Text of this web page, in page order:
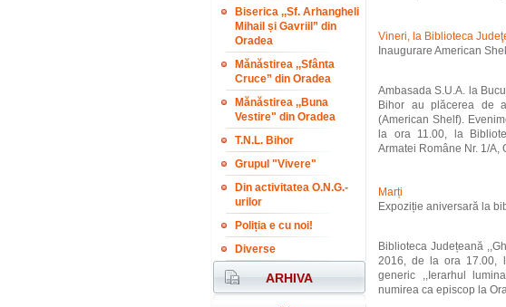
Biserica ,,Sf. Arhangheli
Mihail și Gavriil” din
Oradea
Mănăstirea ,,Sfânta
Cruce” din Oradea
Mănăstirea ,,Buna
Vestire" din Oradea
T.N.L. Bihor
Grupul "Vivere"
Din activitatea O.N.G.-
urilor
Poliția e cu noi!
Diverse
ARHIVA
Vineri, la Biblioteca
Inaugurare American
Ambasada S.U.A. la
Bihor au plăcerea de
(American Shelf).
la ora 11.00, la
Armatei Române Nr. 1/A,
Marți
Expoziție aniversară la
Biblioteca Județeană
2016, de la ora 17.00,
generic ,,Ierarhul
numirea ca episcop la